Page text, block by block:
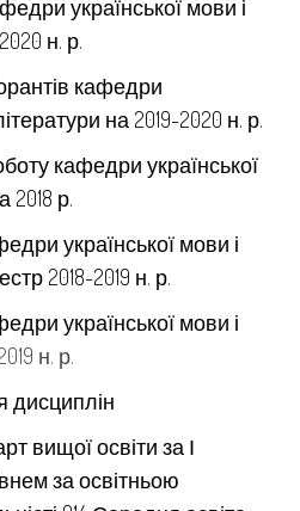
української мови і
н. р.
кафедри
на 2019-2020 н. р.
кафедри української
2018 р.
української мови і
2018-2019 н. р.
української мови і
н. р.
дисциплін
вищої освіти за І
за освітньою